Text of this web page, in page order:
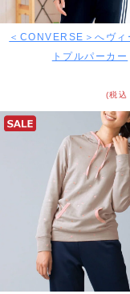
＜CONVERSE＞へヴィ
トプルパーカー
(税